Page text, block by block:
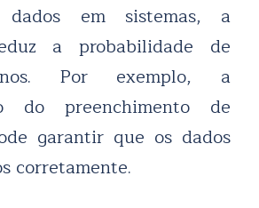
dados em sistemas, a
a probabilidade de
Por exemplo, a
do preenchimento de
garantir que os dados
corretamente.